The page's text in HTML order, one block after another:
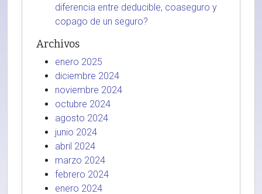
diferencia entre deducible, coaseguro y
copago de un seguro?
Archivos
enero 2025
diciembre 2024
noviembre 2024
octubre 2024
agosto 2024
junio 2024
abril 2024
marzo 2024
febrero 2024
enero 2024